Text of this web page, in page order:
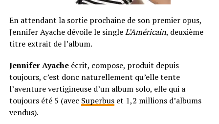
En attendant la sortie prochaine de son premier opus,
Jennifer Ayache dévoile le singleL’Américain, deuxième
titre extrait de l’album.
Jennifer Ayacheécrit, compose, produit depuis
toujours, c’est donc naturellement qu’elle tente
l’aventure vertigineuse d’un album solo, elle qui a
toujours été 5 (avec Superbuset 1,2 millions d’albums
vendus).